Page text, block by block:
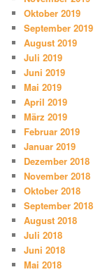
Oktober 2019
September 2019
August 2019
Juli 2019
Juni 2019
Mai 2019
April 2019
März 2019
Februar 2019
Januar 2019
Dezember 2018
November 2018
Oktober 2018
September 2018
August 2018
Juli 2018
Juni 2018
Mai 2018